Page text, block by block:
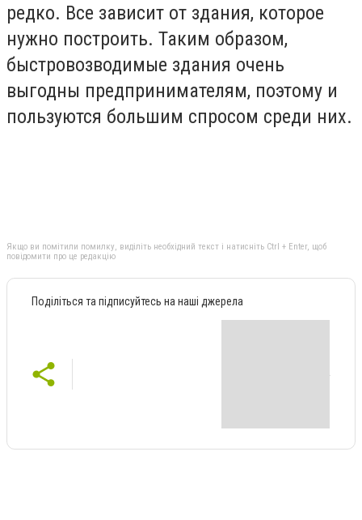
редко. Все зависит от здания, которое
нужно построить. Таким образом,
быстровозводимые здания очень
выгодны предпринимателям, поэтому и
пользуются большим спросом среди них.
Якщо ви помітили помилку, виділіть необхідний текст і натисніть Ctrl + Enter, щоб
повідомити про це редакцію
Поділіться та підписуйтесь на наші джерела